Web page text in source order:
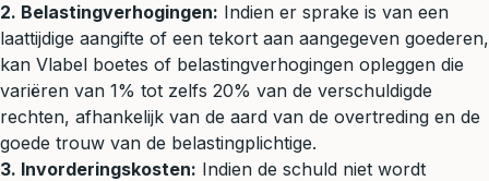
2. Belastingverhogingen: Indien er sprake is van een
laattijdige aangifte of een tekort aan aangegeven goederen,
kan Vlabel boetes of belastingverhogingen opleggen die
variëren van 1% tot zelfs 20% van de verschuldigde
rechten, afhankelijk van de aard van de overtreding en de
goede trouw van de belastingplichtige.
3. Invorderingskosten: Indien de schuld niet wordt